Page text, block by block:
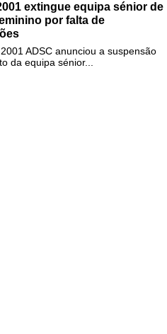
extingue equipa sénior de
por falta de
ADSC anunciou a suspensão
da equipa sénior...